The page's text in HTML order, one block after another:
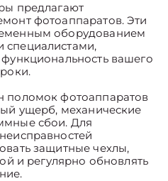
предлагают
фотоаппаратов. Эти
оборудованием
вашего
поломок фотоаппаратов
ущерб, механические
сбои. Для
защитные чехлы,
и регулярно обновлять